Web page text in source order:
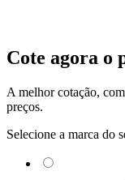
Cote agora o
A melhor cotação,
preços.
Selecione a marca do